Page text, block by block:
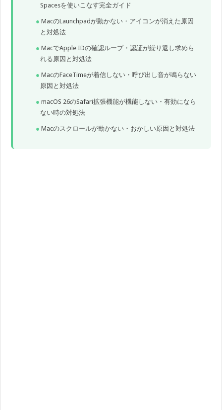
Spacesを使いこなす完全ガイド
MacのLaunchpadが動かない・アイコンが消えた原因
と対処法
MacでApple IDの確認ループ・認証が繰り返し求めら
れる原因と対処法
MacのFaceTimeが着信しない・呼び出し音が鳴らない
原因と対処法
macOS 26のSafari拡張機能が機能しない・有効になら
ない時の対処法
Macのスクロールが動かない・おかしい原因と対処法